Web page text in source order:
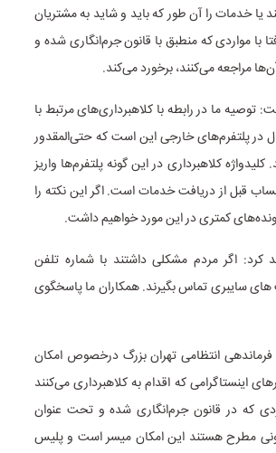
یا خدمات را آن طور که باید و شاید به مشتریان
با مواردی که منطبق با قانون جرم‌انگاری شده و
مراجعه می‌کنند، برخورد می‌کند.
ما در رابطه با کلاهبرداری‌های مرتبط با
در پلتفرم‌های خارجی این است که حتی‌المقدور
کلیدواژه کلاهبرداری در این گونه پلتفرم‌ها واریز
قبل از دریافت خدمات است. اگر این نکته را
کمتری در این مورد خواهیم داشت.
کرد: اگر مردم مشکلی داشتند با شماره تلفن
های سایبری تماس بگیرند.‌ همکاران ما پاسخگوی
انتظامی تهران بزرگ درخصوص امکان
اینستاگرامی که اقدام به کلاهبرداری می‌کنند
که در قانون جرم‌انگاری شده‌ و تحت عنوان
مطرح هستند این امکان میسر است و پلیس